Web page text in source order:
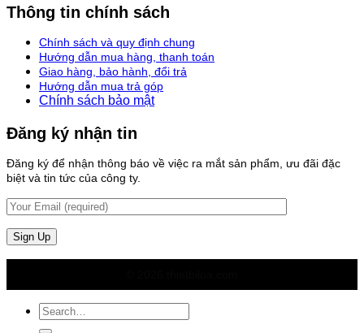
Thông tin chính sách
Chính sách và quy định chung
Hướng dẫn mua hàng, thanh toán
Giao hàng, bảo hành, đổi trả
Hướng dẫn mua trả góp
Chính sách bảo mật
Đăng ký nhận tin
Đăng ký để nhận thông báo về việc ra mắt sản phẩm, ưu đãi đặc
biệt và tin tức của công ty.
Search
for: